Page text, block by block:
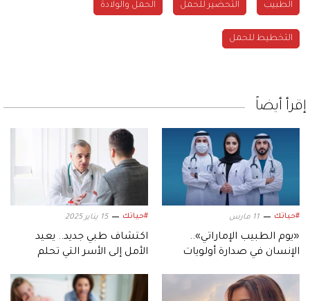
الطبيب التحضير للحمل الحمل والولادة
التخطيط للحمل
إقرأ أيضاً
#حياتك 11 مارس
«يوم الطبيب الإماراتي»..
الإنسان في صدارة أولويات
#حياتك 15 يناير 2025
اكتشاف طبي جديد.. يعيد
الأمل إلى الأسر التي تحلم